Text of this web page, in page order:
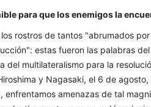
para que los enemigos la
rostros de tantos "abrumados
estas fueron las palabras
del multilateralismo para la
y Nagasaki, el 6 de
enfrentamos amenazas de tal